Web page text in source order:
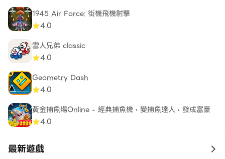
1945 Air Force: 街機飛機射擊
4.0
雪人兄弟 classic
4.0
Geometry Dash
4.0
黃金捕魚場Online - 經典捕魚機，變捕魚達人，發成富豪
4.0
最新遊戲 to